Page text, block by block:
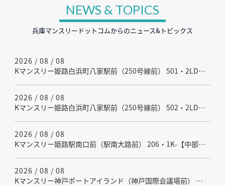
NEWS & TOPICS
兵庫マンスリードットコムからのニュース&トピックス
2026 / 08 / 08
Kマンスリー姫路白浜町八家駅前（250号線前） 501・2LDK-【角部屋】(No.151428)を更新しました - 【駐車場完備】出張や研修、ちょっとした間借りに★姫路市白浜町の家具家電付きウィークリーマンスリーマンション★
2026 / 08 / 08
Kマンスリー姫路白浜町八家駅前（250号線前） 502・2LDK-【中部屋】(No.624615)を更新しました - 2LDKで広々♬ご家族でもご利用いただけます(^^)/★姫路市白浜町ウィークリーマンスリーマンション★
2026 / 08 / 08
Kマンスリー姫路駅南口前（駅南大路前） 206・1K-【中部屋】(No.485931)を更新しました - 【オートロック・インターネット利用可】JR姫路駅前、徒歩１２分。女性人気№１物件★全物件法人契約可能。２名利用可能【バス・トイレ別】
2026 / 08 / 08
Kマンスリー神戸ポートアイランド（神戸国際会議場前） 1111・1K-【中部屋】(No.721720)を更新しました - （ネット無料・バストイレ別独立洗面台付）神戸空港や三宮へのアクセス抜群な防犯対策付高層マンスリーマンション！